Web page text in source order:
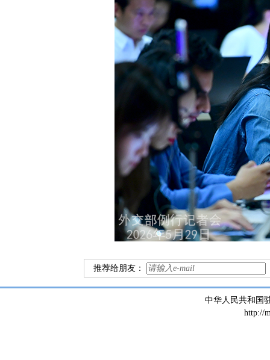
推荐给朋友：
中华人民共和国
http://